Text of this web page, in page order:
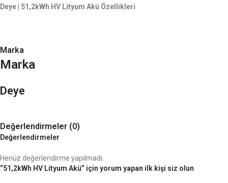
Deye | 51,2kWh HV Lityum Akü Özellikleri
Marka
Marka
Deye
Değerlendirmeler (0)
Değerlendirmeler
Henüz değerlendirme yapılmadı.
“51,2kWh HV Lityum Akü” için yorum yapan ilk kişi siz olun